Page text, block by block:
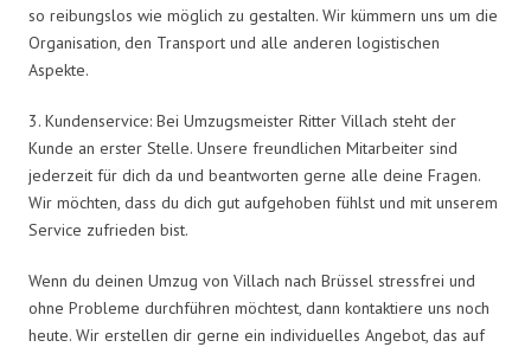
so reibungslos wie möglich zu gestalten. Wir kümmern uns um die
Organisation, den Transport und alle anderen logistischen
Aspekte.
3. Kundenservice: Bei Umzugsmeister Ritter Villach steht der
Kunde an erster Stelle. Unsere freundlichen Mitarbeiter sind
jederzeit für dich da und beantworten gerne alle deine Fragen.
Wir möchten, dass du dich gut aufgehoben fühlst und mit unserem
Service zufrieden bist.
Wenn du deinen Umzug von Villach nach Brüssel stressfrei und
ohne Probleme durchführen möchtest, dann kontaktiere uns noch
heute. Wir erstellen dir gerne ein individuelles Angebot, das auf